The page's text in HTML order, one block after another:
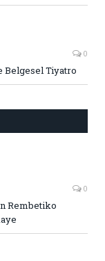
0
Belgesel Tiyatro
0
Rembetiko